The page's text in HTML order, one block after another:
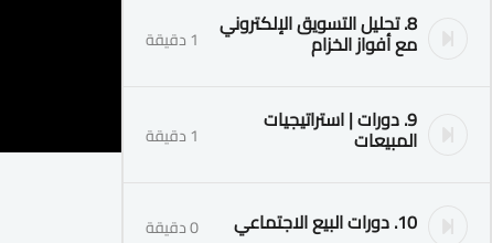
8. تحليل التسويق الإلكتروني
مع أفواز الخزام 1 دقيقة
9. دورات | استراتيجيات
المبيعات 1 دقيقة
10. دورات البيع الاجتماعي 0 دقيقة